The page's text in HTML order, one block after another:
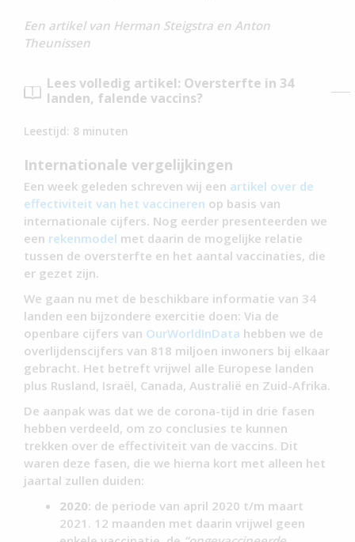
Een artikel van Herman Steigstra en Anton
Theunissen
Lees volledig artikel: Oversterfte in 34
landen, falende vaccins?
Leestijd: 8 minuten
Internationale vergelijkingen
Een week geleden schreven wij een artikel over de
effectiviteit van het vaccineren op basis van
internationale cijfers. Nog eerder presenteerden we
een rekenmodel met daarin de mogelijke relatie
tussen de oversterfte en het aantal vaccinaties, die
er gezet zijn.
We gaan nu met de beschikbare informatie van 34
landen een bijzondere exercitie doen: Via de
openbare cijfers van OurWorldInData hebben we de
overlijdenscijfers van 818 miljoen inwoners bij elkaar
gebracht. Het betreft vrijwel alle Europese landen
plus Rusland, Israël, Canada, Australië en Zuid-Afrika.
De aanpak was dat we de corona-tijd in drie fasen
hebben verdeeld, om zo conclusies te kunnen
trekken over de effectiviteit van de vaccins. Dit
waren deze fasen, die we hierna kort met alleen het
jaartal zullen duiden:
2020: de periode van april 2020 t/m maart
2021. 12 maanden met daarin vrijwel geen